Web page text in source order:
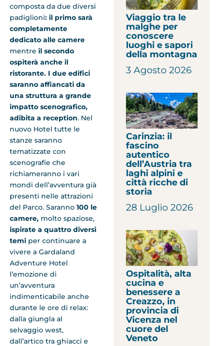
composta da due diversi
padiglioni: il primo sarà
completamente
dedicato alle camere
mentre il secondo
ospiterà anche il
ristorante. I due edifici
saranno affiancati da
una struttura a grande
impatto scenografico,
adibita a reception. Nel
nuovo Hotel tutte le
stanze saranno
tematizzate con
scenografie che
richiameranno i vari
mondi dell’avventura già
presenti nelle attrazioni
del Parco. Saranno 100 le
camere, molto spaziose,
ispirate a quattro diversi
temi per continuare a
vivere a Gardaland
Adventure Hotel
l’emozione di
un’avventura
indimenticabile anche
durante le ore di relax:
dalla giungla al
selvaggio west,
dall’artico tra ghiacci e
Viaggio tra le
malghe per
conoscere
luoghi e sapori
della montagna
3 Agosto 2026
Carinzia: il
fascino
autentico
dell’Austria tra
laghi alpini e
città ricche di
storia
28 Luglio 2026
Ospitalità, alta
cucina e
benessere a
Creazzo, in
provincia di
Vicenza nel
cuore del
Veneto